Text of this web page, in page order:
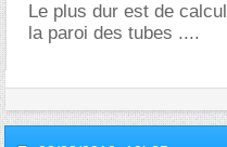
Le plus dur est de
la paroi des tubes ....